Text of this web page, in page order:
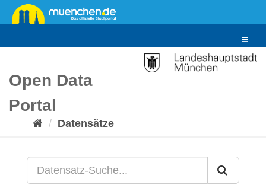
Überspringen
zum
Toggle
Open Data
Portal
Datensätze